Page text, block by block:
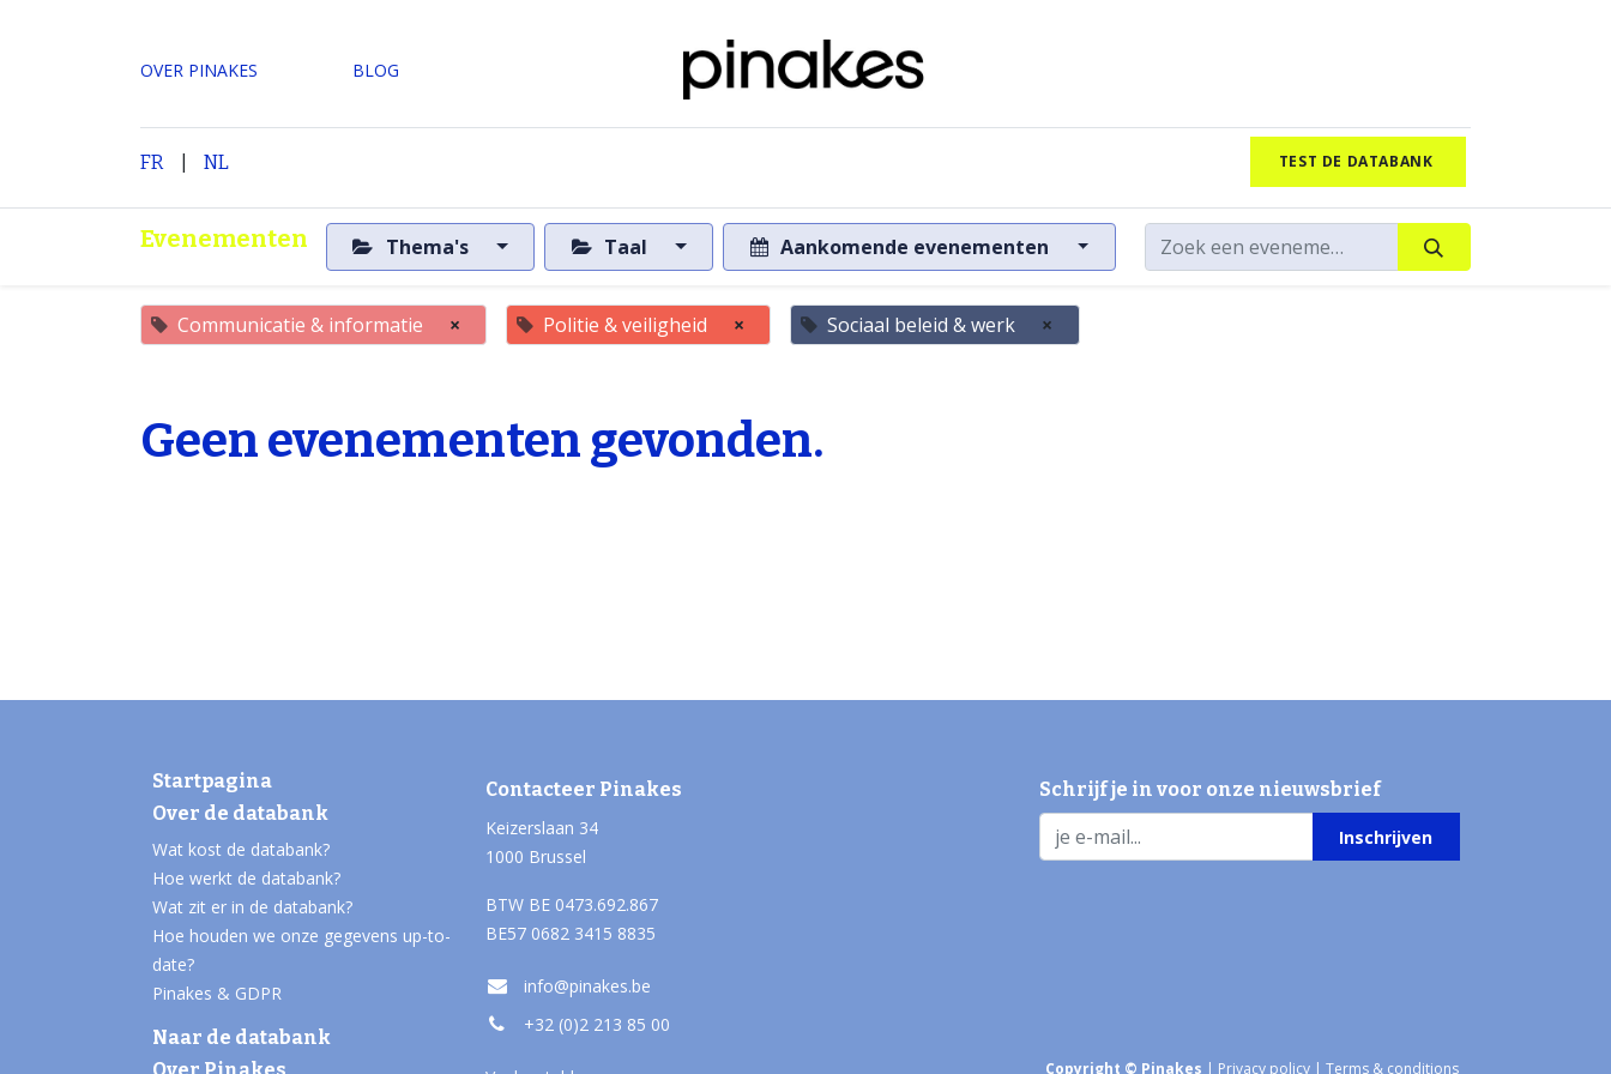
OVER PINAKES ​BLOG
FR | NL TEST DE DATABANK
Evenementen Thema's Taal Aankomende evenementen
Communicatie & informatie × Politie & veiligheid × Sociaal beleid & werk ×
Geen evenementen gevonden.
Startpagina
Over de databank
Wat kost de databank?
Hoe werkt de databank?
Wat zit er in de databank?
Hoe houden we onze gegevens up-to-
date?
Pinakes & GDPR
Naar de databank
Over Pinakes
Contacteer Pinakes
Keizerslaan 34
1000 Brussel
BTW BE 0473.692.867
BE57 0682 3415 8835
info@pinakes.be
+32 (0)2 213 85 00
Schrijf je in voor onze nieuwsbrief
Inschrijven
Copyright © Pinakes | Privacy policy | Terms & conditions